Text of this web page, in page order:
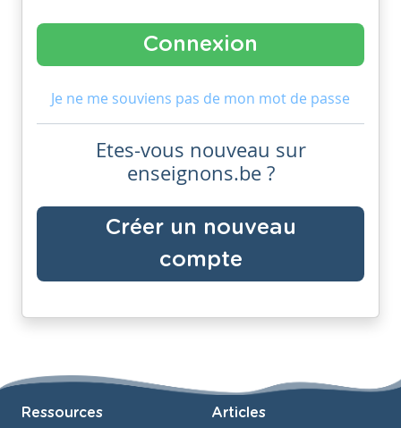
Je ne me souviens pas de mon mot de passe
Etes-vous nouveau sur
enseignons.be ?
Créer un nouveau
compte
Ressources Articles